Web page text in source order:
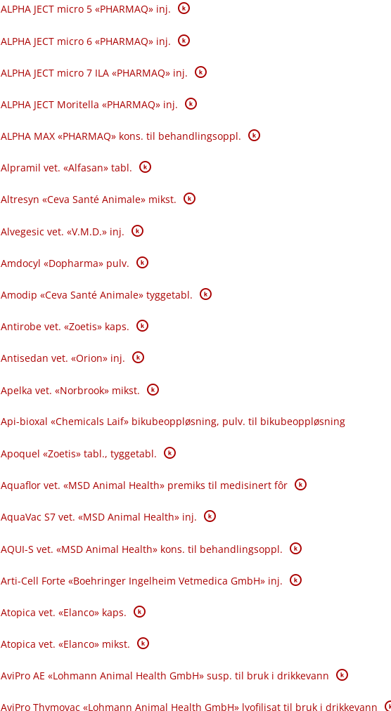
ALPHA JECT micro 5 «PHARMAQ» inj. K
ALPHA JECT micro 6 «PHARMAQ» inj. K
ALPHA JECT micro 7 ILA «PHARMAQ» inj. K
ALPHA JECT Moritella «PHARMAQ» inj. K
ALPHA MAX «PHARMAQ» kons. til behandlingsoppl. K
Alpramil vet. «Alfasan» tabl. K
Altresyn «Ceva Santé Animale» mikst. K
Alvegesic vet. «V.M.D.» inj. K
Amdocyl «Dopharma» pulv. K
Amodip «Ceva Santé Animale» tyggetabl. K
Antirobe vet. «Zoetis» kaps. K
Antisedan vet. «Orion» inj. K
Apelka vet. «Norbrook» mikst. K
Api-bioxal «Chemicals Laif» bikubeoppløsning, pulv. til bikubeoppløsning
Apoquel «Zoetis» tabl., tyggetabl. K
Aquaflor vet. «MSD Animal Health» premiks til medisinert fôr K
AquaVac S7 vet. «MSD Animal Health» inj. K
AQUI-S vet. «MSD Animal Health» kons. til behandlingsoppl. K
Arti-Cell Forte «Boehringer Ingelheim Vetmedica GmbH» inj. K
Atopica vet. «Elanco» kaps. K
Atopica vet. «Elanco» mikst. K
AviPro AE «Lohmann Animal Health GmbH» susp. til bruk i drikkevann K
AviPro Thymovac «Lohmann Animal Health GmbH» lyofilisat til bruk i drikkevann K